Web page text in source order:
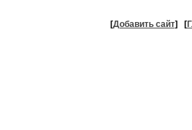
[Добавить сайт] [